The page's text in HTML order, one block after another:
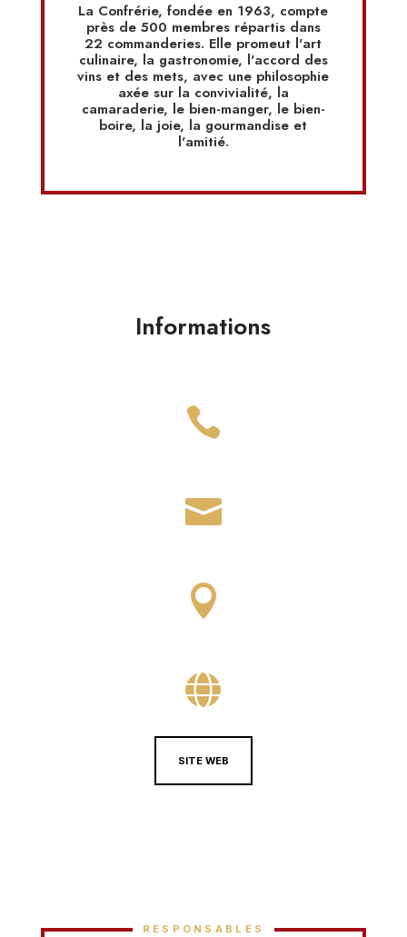
La Confrérie, fondée en 1963, compte
près de 500 membres répartis dans
22 commanderies. Elle promeut l'art
culinaire, la gastronomie, l'accord des
vins et des mets, avec une philosophie
axée sur la convivialité, la
camaraderie, le bien-manger, le bien-
boire, la joie, la gourmandise et
l'amitié.
Informations




SITE WEB
RESPONSABLES